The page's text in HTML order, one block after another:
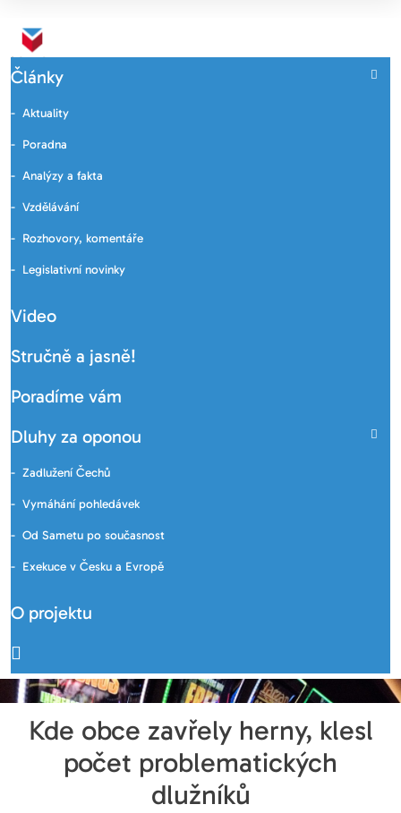
Články
Aktuality
Poradna
Analýzy a fakta
Vzdělávání
Rozhovory, komentáře
Legislativní novinky
Video
Stručně a jasně!
Poradíme vám
Dluhy za oponou
Zadlužení Čechů
Vymáhání pohledávek
Od Sametu po současnost
Exekuce v Česku a Evropě
O projektu
Kde obce zavřely herny, klesl
počet problematických
dlužníků